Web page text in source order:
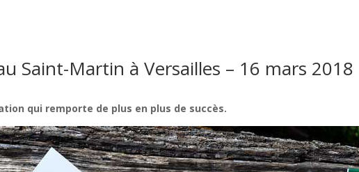
Saint-Martin à Versailles – 16 mars 2018
qui remporte de plus en plus de succès.